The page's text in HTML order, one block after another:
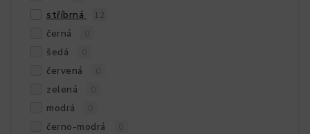
stříbrná 12
černá
šedá
červená
zelená
modrá
černo-modrá